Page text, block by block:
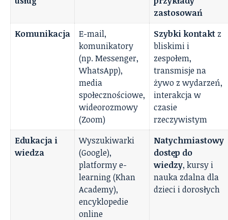
zastosowań
Komunikacja
E-mail,
komunikatory
(np. Messenger,
WhatsApp),
media
społecznościowe,
wideorozmowy
(Zoom)
Szybki kontakt z
bliskimi i
zespołem,
transmisje na
żywo z wydarzeń,
interakcja w
czasie
rzeczywistym
Edukacja i
wiedza
Wyszukiwarki
(Google),
platformy e-
learning (Khan
Academy),
encyklopedie
online
Natychmiastowy
dostęp do
wiedzy, kursy i
nauka zdalna dla
dzieci i dorosłych